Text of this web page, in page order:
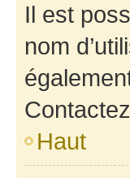
Il est
nom
Haut